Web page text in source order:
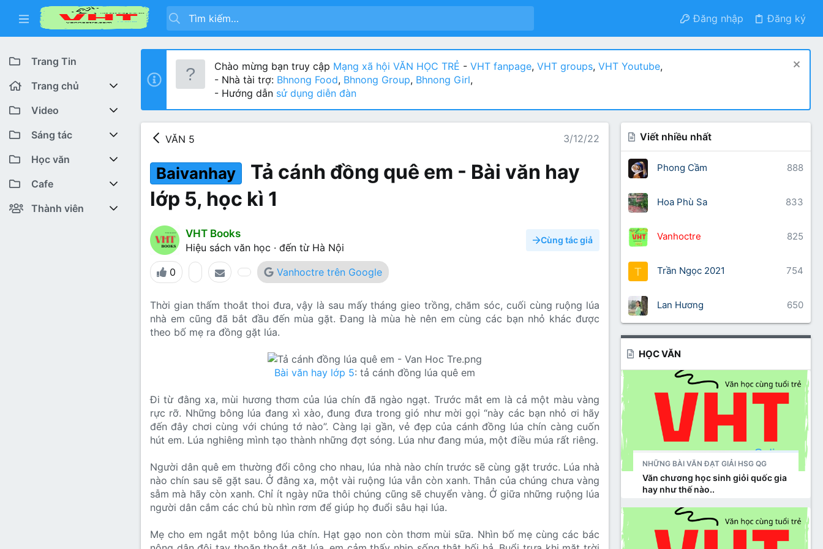
Đăng nhập Đăng ký
Trang Tin
Trang chủ
Diễn đàn
Bài viết mới
Có gì mới
Featured content
Bài viết mới
Video
Youtube VHT News
Youtube VHT
Tiktok
Sáng tác
Cuộc thi viết
Trại sáng tác
Liên hệ BTC
Học văn
Lớp 12
Lớp 11
Cafe
Cafe Văn chương
Thành viên
Chào mừng bạn truy cập Mạng xã hội VĂN HỌC TRẺ - VHT fanpage, VHT groups, VHT Youtube,
- Nhà tài trợ: Bhnong Food, Bhnong Group, Bhnong Girl,
- Hướng dẫn sử dụng diễn đàn
VĂN 5 3/12/22
Baivanhay
Tả cánh đồng quê em - Bài văn hay
lớp 5, học kì 1
VHT Books
Hiệu sách văn học · đến từ Hà Nội
Cùng tác giả
0 Vanhoctre trên Google
Thời gian thấm thoắt thoi đưa, vậy là sau mấy tháng gieo trồng, chăm sóc, cuối cùng ruộng lúa
nhà em cũng đã bắt đầu đến mùa gặt. Đang là mùa hè nên em cùng các bạn nhỏ khác được
theo bố mẹ ra đồng gặt lúa.
Bài văn hay lớp 5: tả cánh đồng lúa quê em​
Đi từ đằng xa, mùi hương thơm của lúa chín đã ngào ngạt. Trước mắt em là cả một màu vàng
rực rỡ. Những bông lúa đang xì xào, đung đưa trong gió như mời gọi “này các bạn nhỏ ơi hãy
đến đây chơi cùng với chúng tớ nào”. Càng lại gần, vẻ đẹp của cánh đồng lúa chín càng cuốn
hút em. Lúa nghiêng mình tạo thành những đợt sóng. Lúa như đang múa, một điều múa rất riêng.
Người dân quê em thường đổi công cho nhau, lúa nhà nào chín trước sẽ cùng gặt trước. Lúa nhà
nào chín sau sẽ gặt sau. Ở đằng xa, một vài ruộng lúa vẫn còn xanh. Thân của chúng chưa vàng
sẫm mà hãy còn xanh. Chỉ ít ngày nữa thôi chúng cũng sẽ chuyển vàng. Ở giữa những ruộng lúa
người dân cắm các chú bù nhìn rơm để giúp họ đuổi sâu hại lúa.
Mẹ cho em ngắt một bông lúa chín. Hạt gạo non còn thơm mùi sữa. Nhìn bố mẹ cùng các bác
Viết nhiều nhất
888
Phong Cầm
833
Hoa Phù Sa
825
Vanhoctre
T 754
Trần Ngọc 2021
650
Lan Hương
HỌC VĂN
NHỮNG BÀI VĂN ĐẠT GIẢI HSG QG
Văn chương học sinh giỏi quốc gia
hay như thế nào..